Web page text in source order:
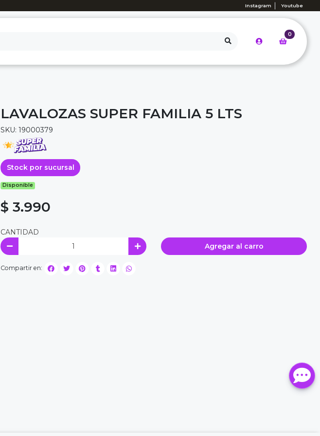
Instagram Youtube
0
LAVALOZAS SUPER FAMILIA 5 LTS
SKU: 19000379
Stock por sucursal
Disponible
$ 3.990
CANTIDAD
Agregar al carro
Compartir en: